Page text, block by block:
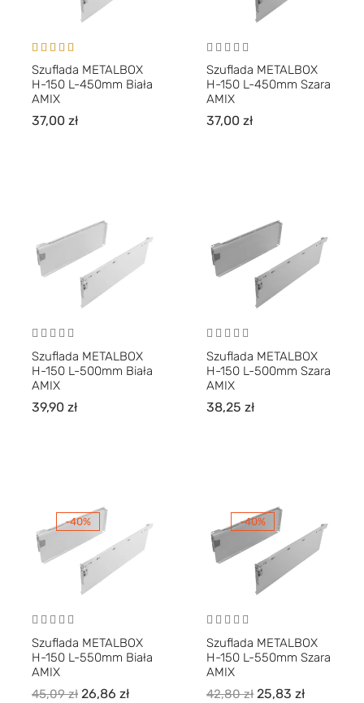
Oceniono
5.00na 5
Szuflada METALBOX
H-150 L-450mm Biała
AMIX
37,00 zł
Szuflada METALBOX
H-150 L-450mm Szara
AMIX
37,00 zł
Szuflada METALBOX
H-150 L-500mm Biała
AMIX
39,90 zł
Szuflada METALBOX
H-150 L-500mm Szara
AMIX
38,25 zł
-40%
Szuflada METALBOX
H-150 L-550mm Biała
AMIX
45,09zł 26,86 zł
-40%
Szuflada METALBOX
H-150 L-550mm Szara
AMIX
42,80zł 25,83 zł